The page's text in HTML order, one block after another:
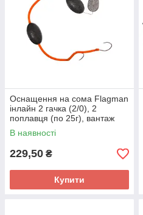
Оснащення на сома Flagman
інлайн 2 гачка (2/0), 2
поплавця (по 25г), вантаж
60г, шнур 0,8мм, 100см
В наявності
229,50 ₴
Купити